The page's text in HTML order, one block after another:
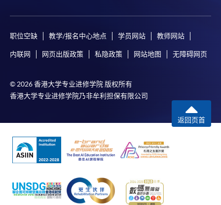
职位空缺 教学/报名中心地点 学员网站 教师网站
内联网 网页出版政策 私隐政策 网站地图 无障碍网页
© 2026 香港大学专业进修学院 版权所有
香港大学专业进修学院乃非牟利担保有限公司
返回页首